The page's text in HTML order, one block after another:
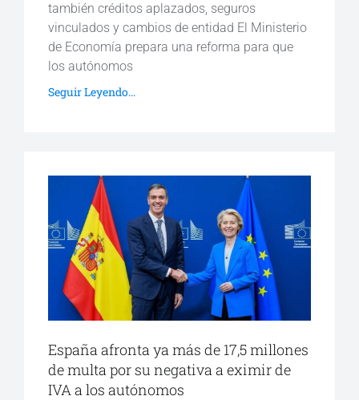
también créditos aplazados, seguros
vinculados y cambios de entidad El Ministerio
de Economía prepara una reforma para que
los autónomos
Seguir Leyendo...
España afronta ya más de 17,5 millones
de multa por su negativa a eximir de
IVA a los autónomos